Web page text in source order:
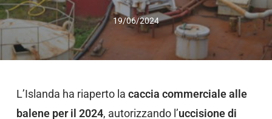
19/06/2024
L’Islanda ha riaperto la caccia commerciale alle
balene per il 2024, autorizzando l’uccisione di